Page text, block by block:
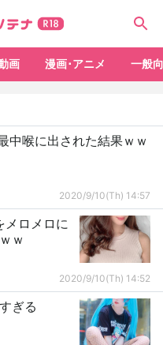
画 漫画･アニメ 一般
中喉に出された結果ｗｗ
2020/9/10(Th) 14:57
メロメロに
ｗ
2020/9/10(Th) 14:52
ぎる